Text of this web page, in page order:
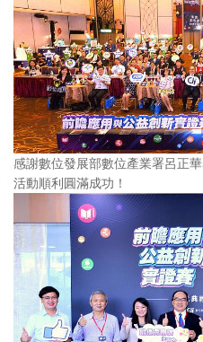
感謝數位發展部數位產業署呂正
活動順利圓滿成功！